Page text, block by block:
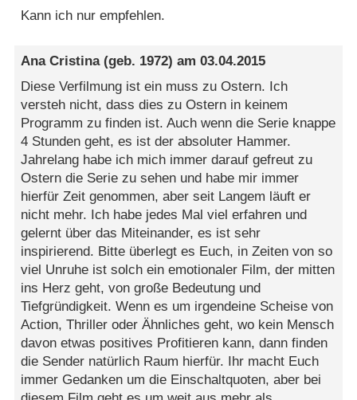
Kann ich nur empfehlen.
Ana Cristina(geb. 1972) am03.04.2015
Diese Verfilmung ist ein muss zu Ostern. Ich
versteh nicht, dass dies zu Ostern in keinem
Programm zu finden ist. Auch wenn die Serie knappe
4 Stunden geht, es ist der absoluter Hammer.
Jahrelang habe ich mich immer darauf gefreut zu
Ostern die Serie zu sehen und habe mir immer
hierfür Zeit genommen, aber seit Langem läuft er
nicht mehr. Ich habe jedes Mal viel erfahren und
gelernt über das Miteinander, es ist sehr
inspirierend. Bitte überlegt es Euch, in Zeiten von so
viel Unruhe ist solch ein emotionaler Film, der mitten
ins Herz geht, von große Bedeutung und
Tiefgründigkeit. Wenn es um irgendeine Scheise von
Action, Thriller oder Ähnliches geht, wo kein Mensch
davon etwas positives Profitieren kann, dann finden
die Sender natürlich Raum hierfür. Ihr macht Euch
immer Gedanken um die Einschaltquoten, aber bei